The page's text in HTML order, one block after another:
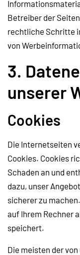
Betreiber der
rechtliche Schritte
von
3.
unserer
Cookies
Die Internetseiten
Cookies. Cookies
Schaden an und
dazu, unser
sicherer zu
auf Ihrem Rechner
speichert.
Die meisten der